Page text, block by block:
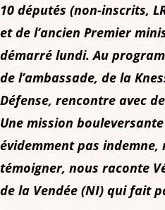
10 députés (non-inscrits,
et de l’ancien Premier
démarré lundi. Au
de l’ambassade, de la
Défense, rencontre avec
Une mission
évidemment pas indemne,
témoigner, nous raconte
de la Vendée (NI) qui fait